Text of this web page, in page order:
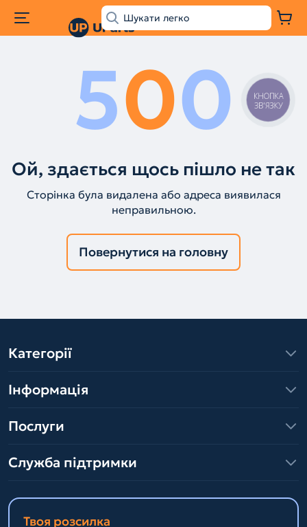
500
Ой, здається щось пішло не так
Сторінка була видалена або адреса виявилася
неправильною.
Повернутися на головну
Категорії
Інформація
Послуги
Служба підтримки
Твоя розсилка
КНОПКА
ЗВ'ЯЗКУ